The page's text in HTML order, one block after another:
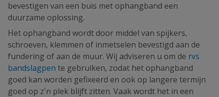
bevestigen van een buis met ophangband een
duurzame oplossing.
Het ophangband wordt door middel van spijkers,
schroeven, klemmen of inmetselen bevestigd aan de
fundering of aan de muur. Wij adviseren u om de rvs
bandslagpen te gebruiken, zodat het ophangband
goed kan worden gefixeerd en ook op langere termijn
goed op z'n plek blijft zitten. Vaak wordt het in een